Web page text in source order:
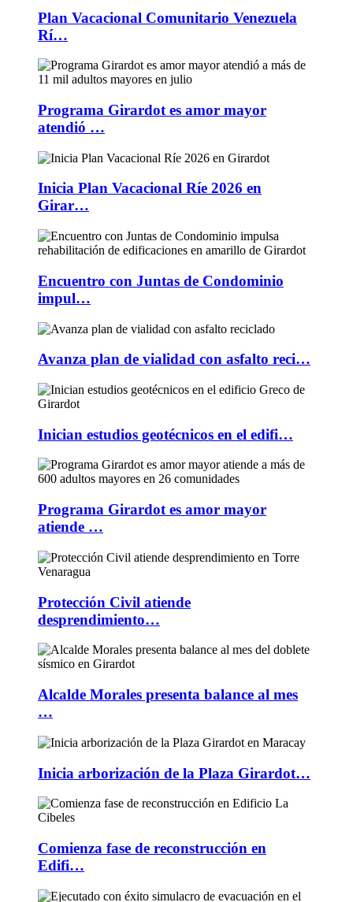
Plan Vacacional Comunitario Venezuela
Rí…
Programa Girardot es amor mayor
atendió …
Inicia Plan Vacacional Ríe 2026 en
Girar…
Encuentro con Juntas de Condominio
impul…
Avanza plan de vialidad con asfalto reci…
Inician estudios geotécnicos en el edifi…
Programa Girardot es amor mayor
atiende …
Protección Civil atiende
desprendimiento…
Alcalde Morales presenta balance al mes
…
Inicia arborización de la Plaza Girardot…
Comienza fase de reconstrucción en
Edifi…